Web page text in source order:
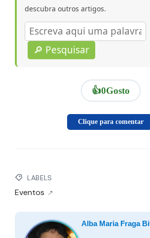
descubra outros artigos.
🔎 Pesquisar
👍0Gosto
Clique para comentar
LABELS
Eventos
Alba Maria Fraga